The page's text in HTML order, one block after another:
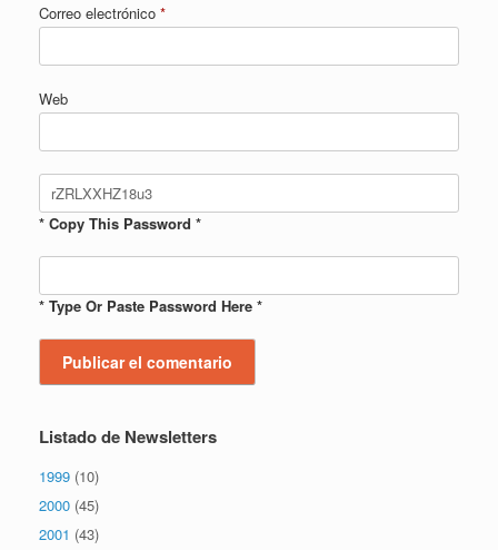
Correo electrónico *
Web
* Copy This Password *
* Type Or Paste Password Here *
Listado de Newsletters
1999 (10)
2000 (45)
2001 (43)